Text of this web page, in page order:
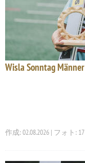
Wisla Sonntag Männer
作成: 02.08.2026 | フォト: 17